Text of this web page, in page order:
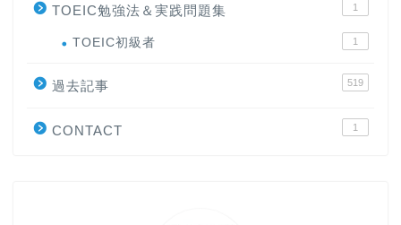
TOEIC勉強法＆実践問題集 1
TOEIC初級者 1
過去記事 519
CONTACT 1